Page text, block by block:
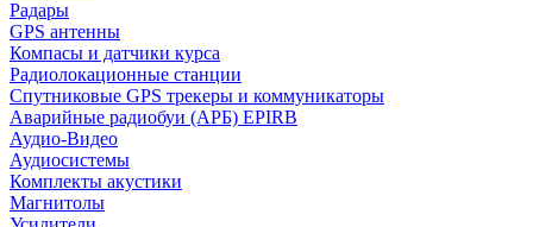
Радары
GPS антенны
Компасы и датчики курса
Радиолокационные станции
Спутниковые GPS трекеры и коммуникаторы
Аварийные радиобуи (АРБ) EPIRB
Аудио-Видео
Аудиосистемы
Комплекты акустики
Магнитолы